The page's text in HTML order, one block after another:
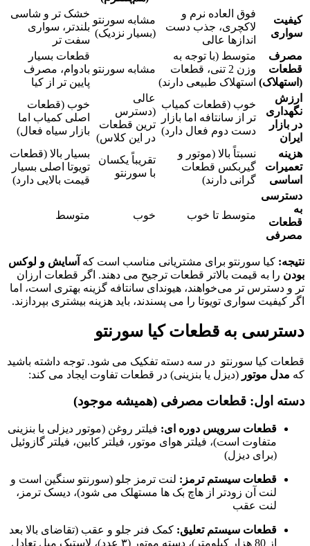
کیفیت
سواری
فوق‌ العاده نرم و
لاکچری، جذب دست
اندازها عالی
مشابه سورنتو
(بسیار نزدیک)
خشک‌ تر و شاسی‌
بلندتر، سواری
سفت‌ تر
مصرف
قطعات
(استهلاک)
متوسط (با توجه به
وزن 2 تنی، قطعات
استهلاک طبیعی دارند)
مشابه سورنتو
قطعات بسیار
بادوام، مصرف
پایین‌ تر از کیا
ارزش
نگهداری
در بازار
ایران
خوب (قطعات کمیاب‌
تر از سانتافه اما بازار
دست دوم فعال دارد)
عالی
(دسترس
ترین قطعات
در این کلاس)
خوب (قطعات
اصلی کمیاب اما
بازار سیاه فعال)
هزینه
تعمیرات
اساسی
نسبتاً بالا (موتور و
گیربکس قطعات
گرانی دارند)
تقریباً یکسان
با سورنتو
بسیار بالا (قطعات
تویوتا اصلی بسیار
قیمت بالایی دارد)
دسترسی
به
قطعات
مصرفی
متوسط تا خوب خوب متوسط
نتیجه: کیا سورنتو برای مشتریانی مناسب است که آسایش و لوکس
بودن را به قیمت بالاتر قطعات ترجیح می‌ دهند. اگر قطعات ارزان‌
تر و دسترس‌ تر می‌خواهند، هیوندای سانتافه گزینه بهتری است، اما
اگر کیفیت سواری تویوتا را می‌ پسندند، باید هزینه بیشتری بپردازند.
دسترسی به قطعات کیا سورنتو
قطعات کیا سورنتو در سه دسته تفکیک می شود. توجه داشته باشید
که مدل موتور (دیزل یا بنزینی) در قطعات تفاوت ایجاد می‌ کند:
دسته اول: قطعات مصرفی (همیشه موجود)
قطعات سرویس دوره‌ ای: فیلتر روغن (موتور دیزلی با بنزینی
متفاوت است)، فیلتر هوای موتور، فیلتر کابین، فیلتر گازوئیل
(برای دیزل)
قطعات سیستم ترمز: لنت ترمز جلو (سورنتو سنگین است و
لنت آن زودتر از هاچ‌ بک‌ ها مستهلک می‌ شود)، دیسک ترمز،
لنت عقب
قطعات سیستم تعلیق: کمک فنر جلو و عقب (تقاضای بالا بعد
از 80 هزار کیلومتر)، دسته موتور (۳ عدد)، لاستیک میل تعادل